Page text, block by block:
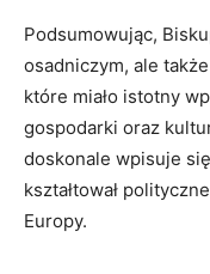
Podsumowując,
osadniczym, ale
które miało istotny
gospodarki oraz
doskonale wpisuje
kształtował
Europy.